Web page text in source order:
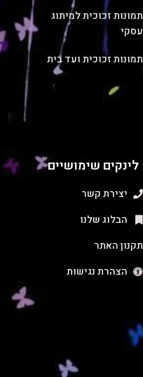
תמונות זכוכית למיתוג
עסקי
תמונות זכוכית ועד בית
לינקים שימושיים
יצירת קשר
הבלוג שלנו
תקנון האתר
הצהרת נגישות